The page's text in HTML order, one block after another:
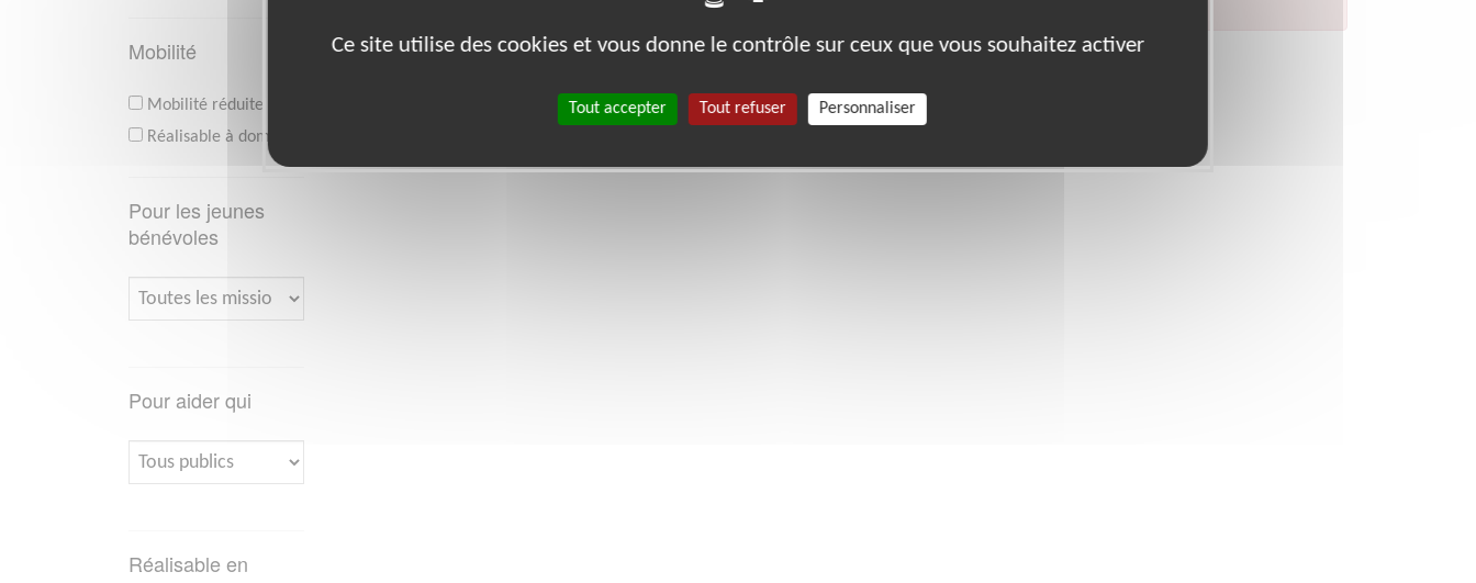
Mobilité
Mobilité réduite
Réalisable à domicile
Pour les jeunes
bénévoles
Pour aider qui
Réalisable en
Ce site utilise des cookies et vous donne le contrôle sur ceux que vous souhaitez activer
Tout accepter Tout refuser Personnaliser